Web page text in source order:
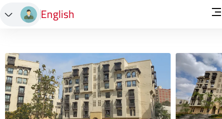
English